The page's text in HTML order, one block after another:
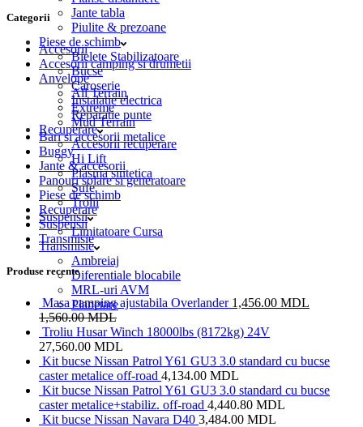
Jante tabla
Piulite & prezoane
Piese de schimb
Bielete Stabilizatoare
Bucse
Caroserie
Instalatie electrica
Reparatie punte
Recuperare
Accesorii recuperare
Hi Lift
Plasma sintetica
Sufe
Trolii
Suspensii
Limitatoare Cursa
Transmisie
Ambreiaj
Diferentiale blocabile
MRL-uri AVM
Planetare
Categorii
Accesorii
Accesorii camping si drumetii
Anvelope
All Terrain
Extreme
Mud Terrain
Bari si accesorii metalice
Buggy
Jante & accesorii
Panouri solare si generatoare
Piese de schimb
Recuperare
Suspensii
Transmisie
Produse recente
Masa camping ajustabila Overlander 1,456.00 MDL
1,560.00MDL
Troliu Husar Winch 18000lbs (8172kg) 24V
27,560.00 MDL
Kit bucse Nissan Patrol Y61 GU3 3.0 standard cu bucse
caster metalice off-road 4,134.00 MDL
Kit bucse Nissan Patrol Y61 GU3 3.0 standard cu bucse
caster metalice+stabiliz. off-road 4,440.80 MDL
Kit bucse Nissan Navara D40 3,484.00 MDL